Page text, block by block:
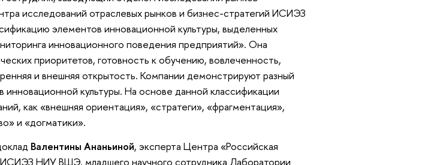
исследований отраслевых рынков и бизнес-стратегий ИСИЭЗ
элементов инновационной культуры, выделенных
инновационного поведения предприятий». Она
приоритетов, готовность к обучению, вовлеченность,
и внешняя открытость. Компании демонстрируют разный
инновационной культуры. На основе данной классификации
как «внешняя ориентация», «стратеги», «фрагментация»,
и «догматики».
Валентины Ананьиной, эксперта Центра «Российская
ИСИЭЗ НИУ ВШЭ, младшего научного сотрудника Лаборатории